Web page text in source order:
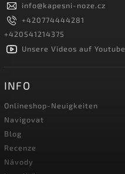
info@kapesni-noze.cz
+420774444281
+420541214375
Unsere Videos auf Youtube
INFO
Onlineshop-Neuigkeiten
Navigovat
Blog
Recenze
Návody